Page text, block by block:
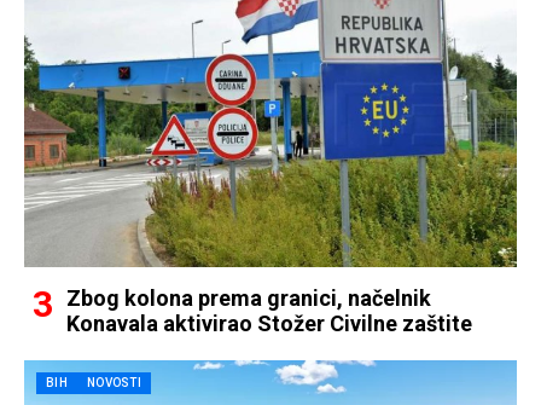
Zbog kolona prema granici, načelnik
Konavala aktivirao Stožer Civilne zaštite
BIH NOVOSTI